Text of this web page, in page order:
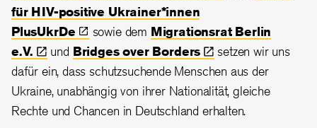
für HIV-positive Ukrainer*innen
PlusUkrDe
sowie dem Migrationsrat Berlin
e.V.
und Bridges over Borders
setzen wir uns
dafür ein, dass schutzsuchende Menschen aus der
Ukraine, unabhängig von ihrer Nationalität, gleiche
Rechte und Chancen in Deutschland erhalten.